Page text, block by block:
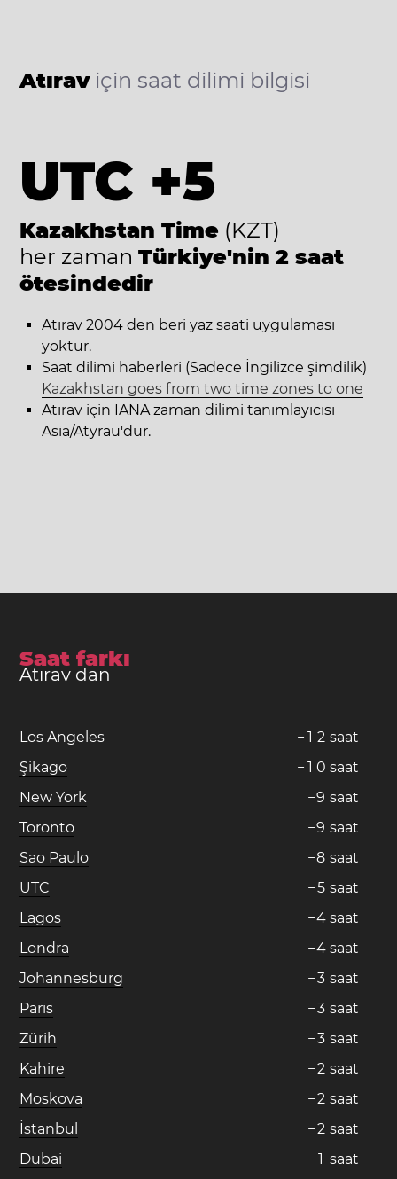
Atıraviçin saat dilimi bilgisi
UTC +5
Kazakhstan Time (KZT)
her zaman Türkiye'nin 2 saat
ötesindedir
Atırav 2004 den beri yaz saati uygulaması
yoktur.
Saat dilimi haberleri (Sadece İngilizce şimdilik)
Kazakhstan goes from two time zones to one
Atırav için IANA zaman dilimi tanımlayıcısı
Asia/Atyrau'dur.
Saat farkı
Atırav dan
Los Angeles − 1 2 saat
Şikago
− 1 0 saat
New York
−9 saat
Toronto
−9 saat
Sao Paulo
−8 saat
UTC
−5 saat
Lagos
−4 saat
Londra
−4 saat
Johannesburg
−3 saat
Paris
−3 saat
Zürih
−3 saat
Kahire
−2 saat
Moskova
−2 saat
İstanbul
−2 saat
Dubai
− 1 saat